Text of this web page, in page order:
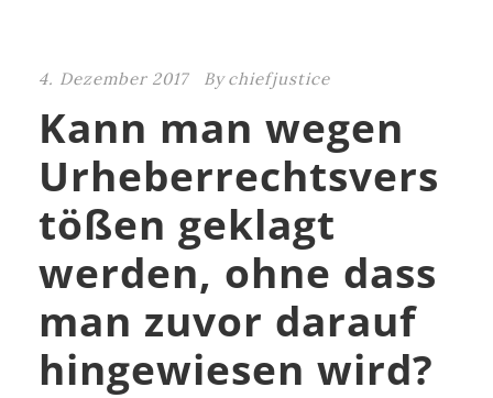
4. Dezember 2017 By chiefjustice
Kann man wegen
Urheberrechtsvers
tößen geklagt
werden, ohne dass
man zuvor darauf
hingewiesen wird?